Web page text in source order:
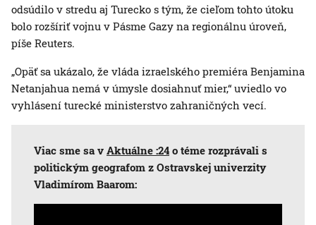
odsúdilo v stredu aj Turecko s tým, že cieľom tohto útoku
bolo rozšíriť vojnu v Pásme Gazy na regionálnu úroveň,
píše Reuters.
„Opäť sa ukázalo, že vláda izraelského premiéra Benjamina
Netanjahua nemá v úmysle dosiahnuť mier,“ uviedlo vo
vyhlásení turecké ministerstvo zahraničných vecí.
Viac sme sa v Aktuálne :24 o téme rozprávali s
politickým geografom z Ostravskej univerzity
Vladimírom Baarom: